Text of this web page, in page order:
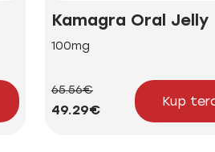
Kamagra Oral Jelly
100mg
65.56€
49.29€
Kup